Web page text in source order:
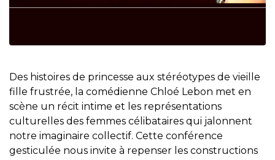
Des histoires de princesse aux stéréotypes de vieille
fille frustrée, la comédienne Chloé Lebon met en
scène un récit intime et les représentations
culturelles des femmes célibataires qui jalonnent
notre imaginaire collectif. Cette conférence
gesticulée nous invite à repenser les constructions